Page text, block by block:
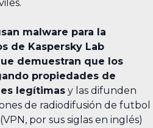
malware para la
de Kaspersky Lab
demuestran que los
propiedades de
legítimas y las difunden
de radiodifusión de futbol
por sus siglas en inglés)